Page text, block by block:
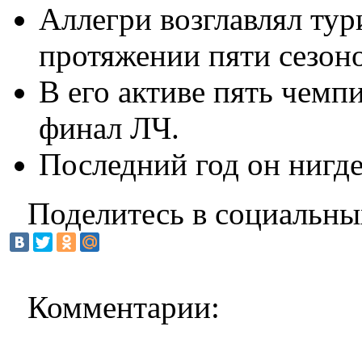
Аллегри возглавлял
протяжении пяти
В его активе пять
финал ЛЧ.
Последний год он
Поделитесь в
Комментарии: